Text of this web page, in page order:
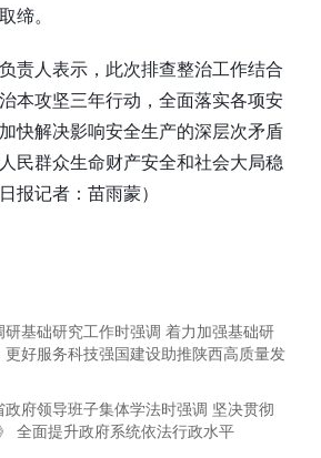
缔。
责人表示，此次排查整治工作结合
本攻坚三年行动，全面落实各项安
快解决影响安全生产的深层次矛盾
民群众生命财产安全和社会大局稳
报记者：苗雨蒙）
基础研究工作时强调 着力加强基础研
好服务科技强国建设助推陕西高质量发
政府领导班子集体学法时强调 坚决贯彻
全面提升政府系统依法行政水平